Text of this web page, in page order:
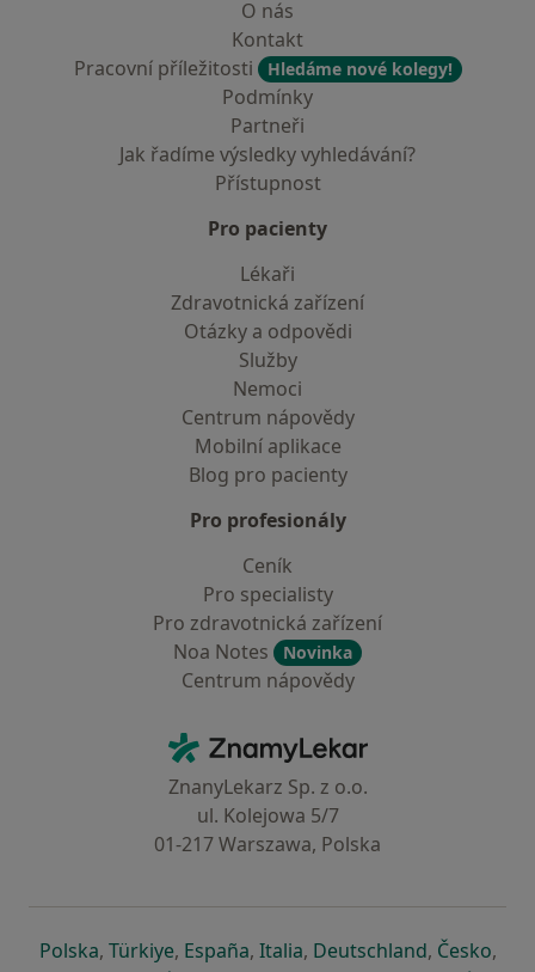
O nás
Kontakt
Pracovní příležitosti
Hledáme nové kolegy!
Podmínky
Partneři
Jak řadíme výsledky vyhledávání?
Přístupnost
Pro pacienty
Lékaři
Zdravotnická zařízení
Otázky a odpovědi
Služby
Nemoci
Centrum nápovědy
Mobilní aplikace
Blog pro pacienty
Pro profesionály
Ceník
Pro specialisty
Pro zdravotnická zařízení
Noa Notes
Novinka
Centrum nápovědy
ZnamyLekar - Hlavní stránka
ZnanyLekarz Sp. z o.o.
ul. Kolejowa 5/7
01-217 Warszawa, Polska
Polskase otevře v nové záložce
, Türkiyese otevře v nové záložce
, Españase otevře v nové záložce
, Italiase otevře v nové záložce
, Deutschlandse otevře v
, Českose
,